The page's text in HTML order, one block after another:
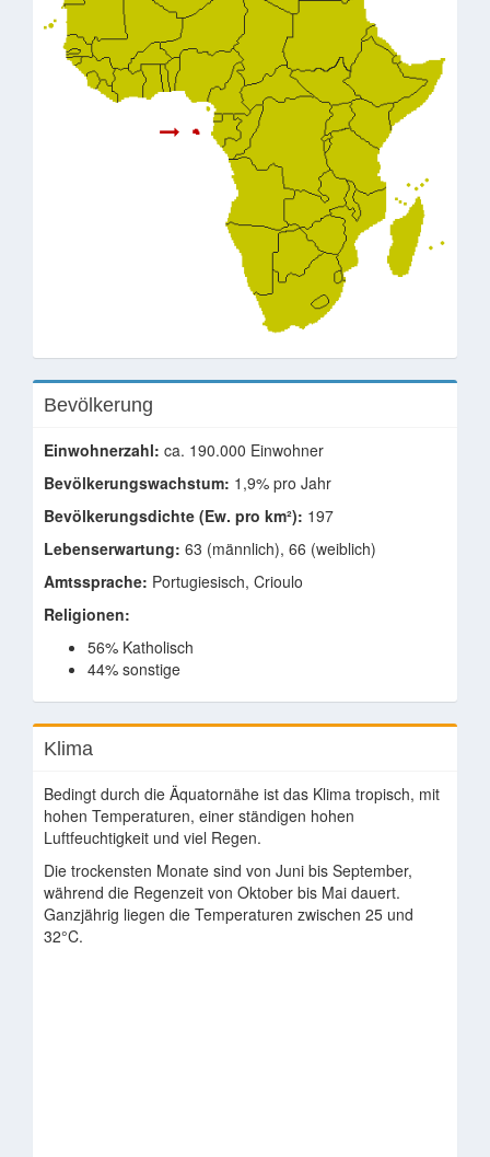
Bevölkerung
Einwohnerzahl: ca. 190.000 Einwohner
Bevölkerungswachstum: 1,9% pro Jahr
Bevölkerungsdichte (Ew. pro km²): 197
Lebenserwartung: 63 (männlich), 66 (weiblich)
Amtssprache: Portugiesisch, Crioulo
Religionen:
56% Katholisch
44% sonstige
Klima
Bedingt durch die Äquatornähe ist das Klima tropisch, mit
hohen Temperaturen, einer ständigen hohen
Luftfeuchtigkeit und viel Regen.
Die trockensten Monate sind von Juni bis September,
während die Regenzeit von Oktober bis Mai dauert.
Ganzjährig liegen die Temperaturen zwischen 25 und
32°C.